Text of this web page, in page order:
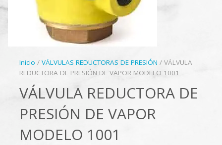
Inicio / VÁLVULAS REDUCTORAS DE PRESIÓN / VÁLVULA
REDUCTORA DE PRESIÓN DE VAPOR MODELO 1001
VÁLVULA REDUCTORA DE
PRESIÓN DE VAPOR
MODELO 1001